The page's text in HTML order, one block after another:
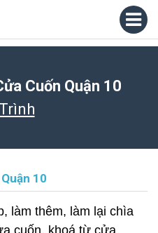
Cuốn Quận 10
10
làm thêm, làm lại chìa
cuốn, khoá từ cửa